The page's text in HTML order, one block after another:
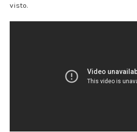
visto.